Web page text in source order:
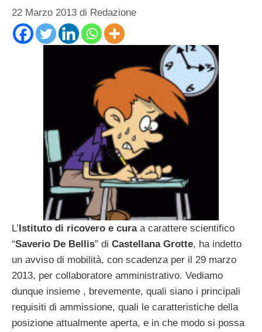
22 Marzo 2013 di Redazione
L’Istituto di ricovero e curaa carattere scientifico
“Saverio De Bellis” di Castellana Grotte, ha indetto
un avviso di mobilità, con scadenza per il 29 marzo
2013, per collaboratore amministrativo. Vediamo
dunque insieme , brevemente, quali siano i principali
requisiti di ammissione, quali le caratteristiche della
posizione attualmente aperta, e in che modo si possa